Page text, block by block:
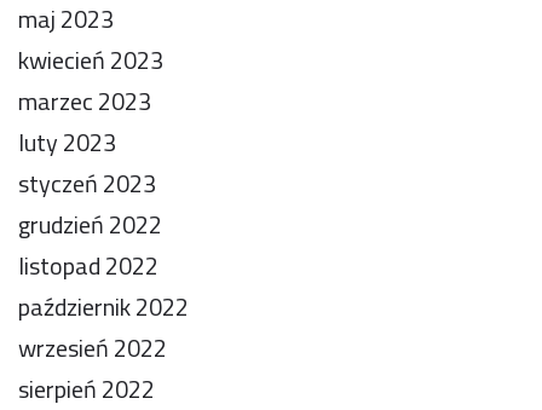
maj 2023
kwiecień 2023
marzec 2023
luty 2023
styczeń 2023
grudzień 2022
listopad 2022
październik 2022
wrzesień 2022
sierpień 2022